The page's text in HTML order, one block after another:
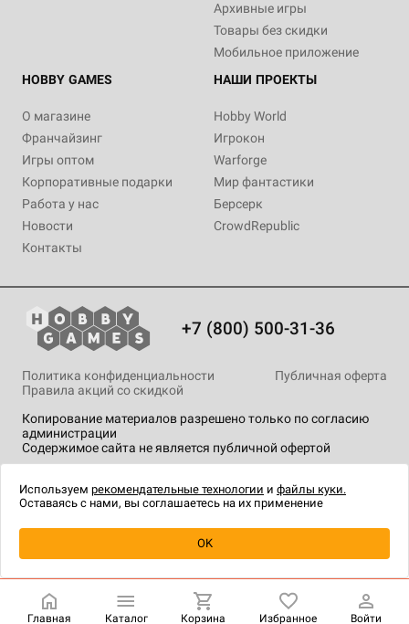
Уведомить о наличии
Архивные игры
Товары без скидки
Мобильное приложение
HOBBY GAMES
О магазине
Франчайзинг
Игры оптом
Корпоративные подарки
Работа у нас
Новости
Контакты
НАШИ ПРОЕКТЫ
Hobby World
Игрокон
Warforge
Мир фантастики
Берсерк
CrowdRepublic
+7 (800) 500-31-36
Копирование материалов разрешено только по согласию
администрации
Содержимое сайта не является публичной офертой
Политика конфиденциальности
Публичная оферта
Правила акций со скидкой
технологии.
Главная Каталог Корзина Избранное Войти
Используем рекомендательные технологии и файлы куки.
Оставаясь с нами, вы соглашаетесь на их применение
OK